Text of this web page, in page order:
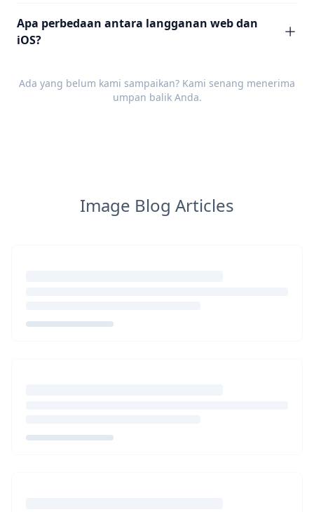
Apa perbedaan antara langganan web dan
iOS?
Ada yang belum kami sampaikan? Kami senang menerima
umpan balikAnda.
Image Blog Articles